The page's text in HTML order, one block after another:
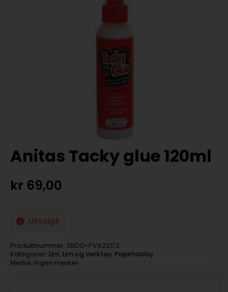
Anitas Tacky glue 120ml
kr 69,00
Utsolgt
Produktnummer: SBDO-PVA22172
Kategorier: Lim, Lim og Verktøy, Papirhobby
Merke: Ingen merker